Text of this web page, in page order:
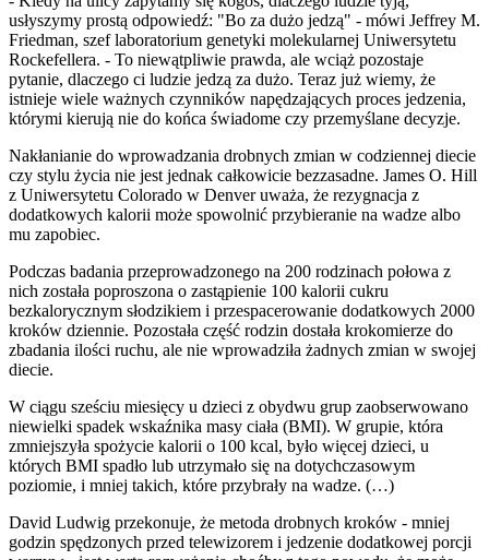
usłyszymy prostą odpowiedź: "Bo za dużo jedzą" - mówi Jeffrey M.
Friedman, szef laboratorium genetyki molekularnej Uniwersytetu
Rockefellera. - To niewątpliwie prawda, ale wciąż pozostaje
pytanie, dlaczego ci ludzie jedzą za dużo. Teraz już wiemy, że
istnieje wiele ważnych czynników napędzających proces jedzenia,
którymi kierują nie do końca świadome czy przemyślane decyzje.
Nakłanianie do wprowadzania drobnych zmian w codziennej diecie
czy stylu życia nie jest jednak całkowicie bezzasadne. James O. Hill
z Uniwersytetu Colorado w Denver uważa, że rezygnacja z
dodatkowych kalorii może spowolnić przybieranie na wadze albo
mu zapobiec.
Podczas badania przeprowadzonego na 200 rodzinach połowa z
nich została poproszona o zastąpienie 100 kalorii cukru
bezkalorycznym słodzikiem i przespacerowanie dodatkowych 2000
kroków dziennie. Pozostała część rodzin dostała krokomierze do
zbadania ilości ruchu, ale nie wprowadziła żadnych zmian w swojej
diecie.
W ciągu sześciu miesięcy u dzieci z obydwu grup zaobserwowano
niewielki spadek wskaźnika masy ciała (BMI). W grupie, która
zmniejszyła spożycie kalorii o 100 kcal, było więcej dzieci, u
których BMI spadło lub utrzymało się na dotychczasowym
poziomie, i mniej takich, które przybrały na wadze. (…)
David Ludwig przekonuje, że metoda drobnych kroków - mniej
godzin spędzonych przed telewizorem i jedzenie dodatkowej porcji